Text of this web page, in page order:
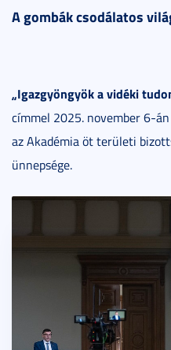
A gombák csodálatos
„Igazgyöngyök a vidéki
címmel 2025. november 6-
az Akadémia öt területi
ünnepsége.